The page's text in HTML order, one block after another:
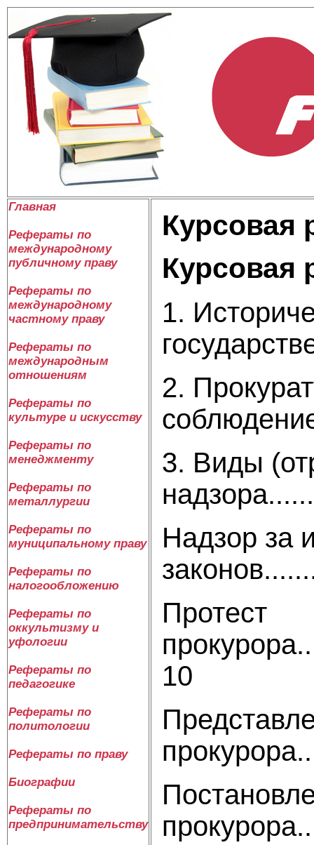
Главная
Рефераты по
международному
публичному праву
Рефераты по
международному
частному праву
Рефераты по
международным
отношениям
Рефераты по
культуре и искусству
Рефераты по
менеджменту
Рефераты по
металлургии
Рефераты по
муниципальному праву
Рефераты по
налогообложению
Рефераты по
оккультизму и
уфологии
Рефераты по
педагогике
Рефераты по
политологии
Рефераты по праву
Биографии
Рефераты по
предпринимательству
Курсовая
Курсовая
1.
2.
3. Виды
Надзор за
Протест
10